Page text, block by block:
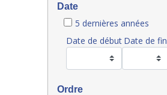
Date
5 dernières années
Date de début Date de fin
Ordre